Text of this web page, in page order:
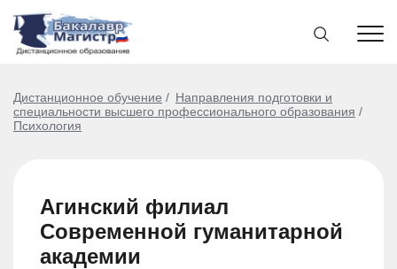
Дистанционное обучение
Направления подготовки и
специальности высшего профессионального образования
Психология
Агинский филиал
Современной гуманитарной
академии